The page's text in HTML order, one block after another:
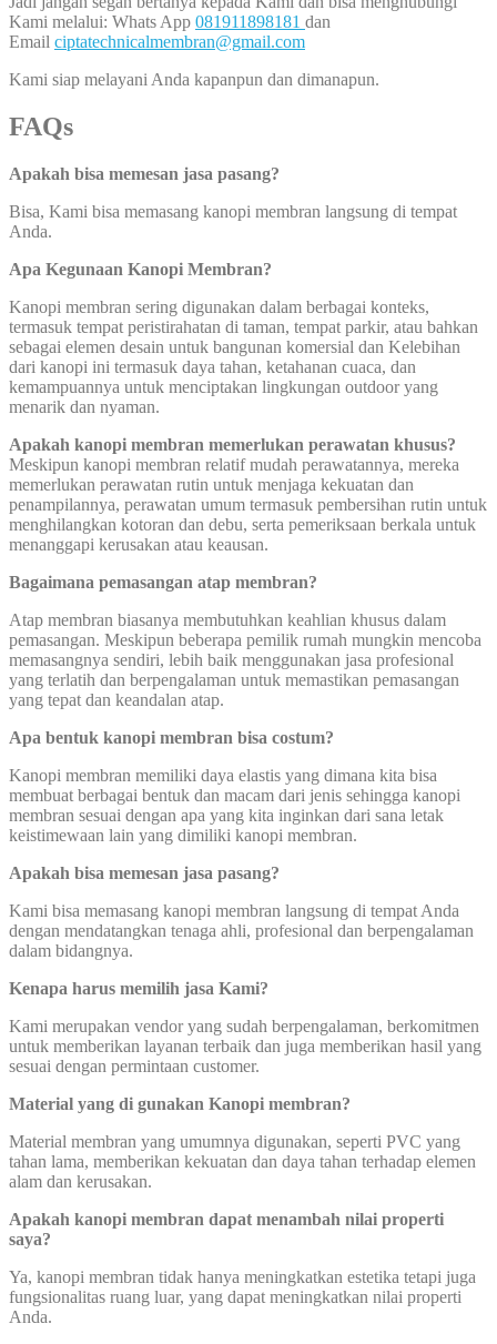
Kami melalui: Whats App 081911898181 dan
Email ciptatechnicalmembran@gmail.com
Kami siap melayani Anda kapanpun dan dimanapun.
FAQs
Apakah bisa memesan jasa pasang?
Bisa, Kami bisa memasang kanopi membran langsung di tempat
Anda.
Apa Kegunaan Kanopi Membran?
Kanopi membran sering digunakan dalam berbagai konteks,
termasuk tempat peristirahatan di taman, tempat parkir, atau bahkan
sebagai elemen desain untuk bangunan komersial dan Kelebihan
dari kanopi ini termasuk daya tahan, ketahanan cuaca, dan
kemampuannya untuk menciptakan lingkungan outdoor yang
menarik dan nyaman.
Apakah kanopi membran memerlukan perawatan khusus?
Meskipun kanopi membran relatif mudah perawatannya, mereka
memerlukan perawatan rutin untuk menjaga kekuatan dan
penampilannya, perawatan umum termasuk pembersihan rutin untuk
menghilangkan kotoran dan debu, serta pemeriksaan berkala untuk
menanggapi kerusakan atau keausan.
Bagaimana pemasangan atap membran?
Atap membran biasanya membutuhkan keahlian khusus dalam
pemasangan. Meskipun beberapa pemilik rumah mungkin mencoba
memasangnya sendiri, lebih baik menggunakan jasa profesional
yang terlatih dan berpengalaman untuk memastikan pemasangan
yang tepat dan keandalan atap.
Apa bentuk kanopi membran bisa costum?
Kanopi membran memiliki daya elastis yang dimana kita bisa
membuat berbagai bentuk dan macam dari jenis sehingga kanopi
membran sesuai dengan apa yang kita inginkan dari sana letak
keistimewaan lain yang dimiliki kanopi membran.
Apakah bisa memesan jasa pasang?
Kami bisa memasang kanopi membran langsung di tempat Anda
dengan mendatangkan tenaga ahli, profesional dan berpengalaman
dalam bidangnya.
Kenapa harus memilih jasa Kami?
Kami merupakan vendor yang sudah berpengalaman, berkomitmen
untuk memberikan layanan terbaik dan juga memberikan hasil yang
sesuai dengan permintaan customer.
Material yang di gunakan Kanopi membran?
Material membran yang umumnya digunakan, seperti PVC yang
tahan lama, memberikan kekuatan dan daya tahan terhadap elemen
alam dan kerusakan.
Apakah kanopi membran dapat menambah nilai properti
saya?
Ya, kanopi membran tidak hanya meningkatkan estetika tetapi juga
fungsionalitas ruang luar, yang dapat meningkatkan nilai properti
Anda.